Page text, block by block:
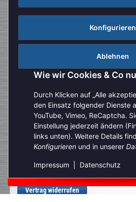
Konfigurieren
Ablehnen
Wie wir Cookies & Co
Durch Klicken auf „Alle
den Einsatz folgender Dienste
YouTube, Vimeo, ReCaptcha.
Einstellung jederzeit ändern
links unten). Weitere Details
Konfigurieren und in unserer
Impressum Datenschutz
Aufgrund der Urlaubszeit kann es
Bearbeitungszeiten kommen. Bitte
eingeschränkt zur Verfügung steht.
Vertrag widerrufen